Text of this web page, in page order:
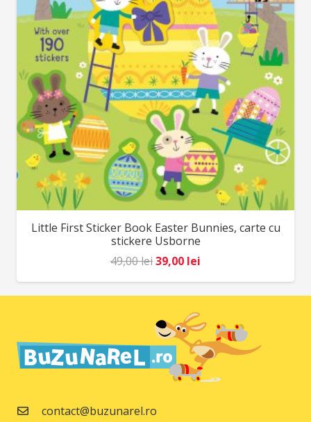
Little First Sticker Book Easter Bunnies, carte cu
stickere Usborne
49,00leiPrețul
inițial
a
fost:
49,00 lei.
39,00 lei
curent
este:
39,00 lei.
contact@buzunarel.ro